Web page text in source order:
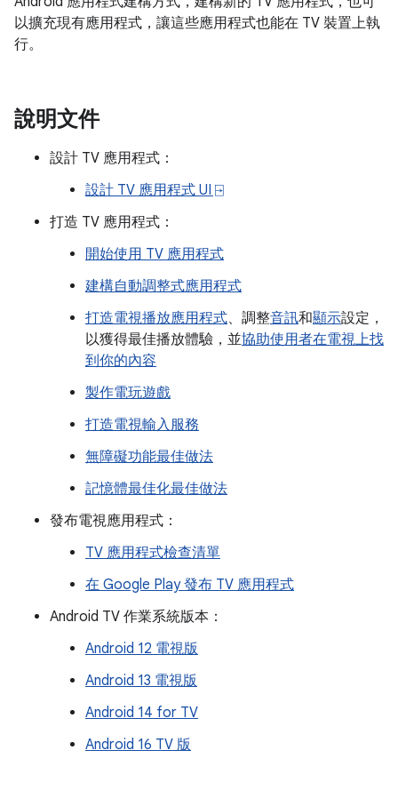
以擴充現有應用程式，讓這些應用程式也能在 TV 裝置上執
行。
說明文件
設計 TV 應用程式：
設計 TV 應用程式 UI ⍈
打造 TV 應用程式：
開始使用 TV 應用程式
建構自動調整式應用程式
打造電視播放應用程式、調整音訊和顯示設定，
以獲得最佳播放體驗，並協助使用者在電視上找
到你的內容
製作電玩遊戲
打造電視輸入服務
無障礙功能最佳做法
記憶體最佳化最佳做法
發布電視應用程式：
TV 應用程式檢查清單
在 Google Play 發布 TV 應用程式
Android TV 作業系統版本：
Android 12 電視版
Android 13 電視版
Android 14 for TV
Android 16 TV 版